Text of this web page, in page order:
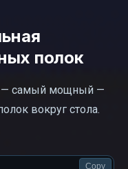
полок
— самый мощный —
вокруг стола.
Copy